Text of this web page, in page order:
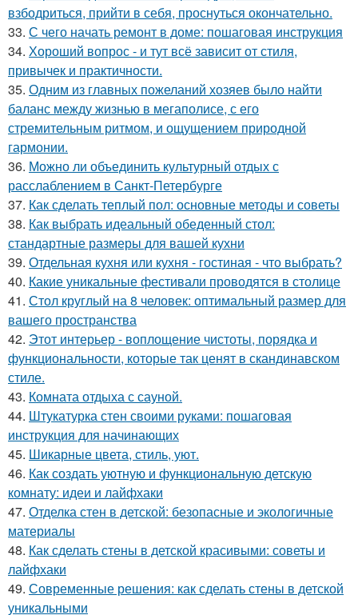
взбодриться, прийти в себя, проснуться окончательно.
33. С чего начать ремонт в доме: пошаговая инструкция
34. Хороший вопрос - и тут всё зависит от стиля,
привычек и практичности.
35. Одним из главных пожеланий хозяев было найти
баланс между жизнью в мегаполисе, с его
стремительным ритмом, и ощущением природной
гармонии.
36. Можно ли объединить культурный отдых с
расслаблением в Санкт-Петербурге
37. Как сделать теплый пол: основные методы и советы
38. Как выбрать идеальный обеденный стол:
стандартные размеры для вашей кухни
39. Отдельная кухня или кухня - гостиная - что выбрать?
40. Какие уникальные фестивали проводятся в столице
41. Стол круглый на 8 человек: оптимальный размер для
вашего пространства
42. Этот интерьер - воплощение чистоты, порядка и
функциональности, которые так ценят в скандинавском
стиле.
43. Комната отдыха с сауной.
44. Штукатурка стен своими руками: пошаговая
инструкция для начинающих
45. Шикарные цвета, стиль, уют.
46. Как создать уютную и функциональную детскую
комнату: идеи и лайфхаки
47. Отделка стен в детской: безопасные и экологичные
материалы
48. Как сделать стены в детской красивыми: советы и
лайфхаки
49. Современные решения: как сделать стены в детской
уникальными